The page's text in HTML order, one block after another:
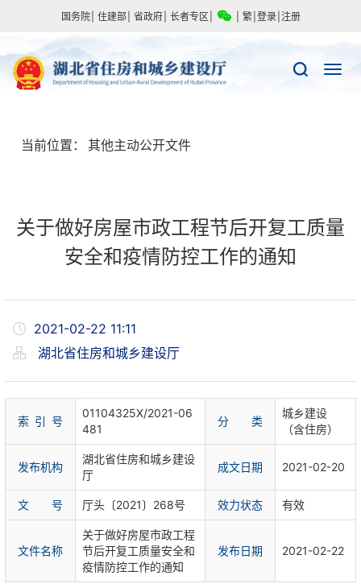
国务院 住建部 省政府 长者专区 繁 登录 注册
当前位置： 其他主动公开文件
关于做好房屋市政工程节后开复工质量
安全和疫情防控工作的通知
2021-02-22 11:11
湖北省住房和城乡建设厅​
索 引 号
01104325X/2021-06
481
分 类
城乡建设
（含住房）
发布机构
湖北省住房和城乡建设
厅​
成文日期 2021-02-20
文 号 厅头〔2021〕268号 效力状态 有效
文件名称
关于做好房屋市政工程
节后开复工质量安全和
疫情防控工作的通知
发布日期 2021-02-22